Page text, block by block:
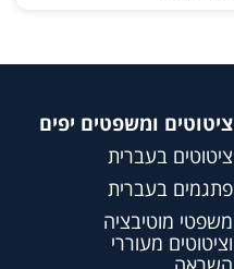
ציטוטים ומשפטים יפים
ציטוטים בעברית
פתגמים בעברית
משפטי מוטיבציה
וציטוטים מעוררי